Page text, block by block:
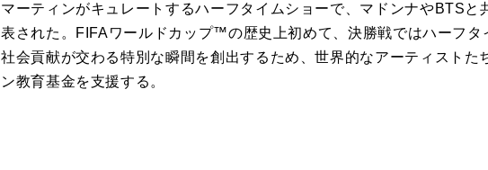
マーティンがキュレートするハーフタイムショーで、マドンナやBTS
表された。FIFAワールドカップ™の歴史上初めて、決勝戦ではハーフタ
社会貢献が交わる特別な瞬間を創出するため、世界的なアーティスト
ン教育基金を支援する。